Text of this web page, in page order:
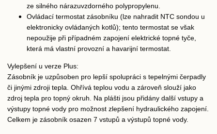
ze silného nárazuvzdorného polypropylenu.
Ovládací termostat zásobníku (lze nahradit NTC sondou u
elektronicky ovládaných kotlů); tento termostat se však
nepoužije při případném zapojení elektrické topné tyče,
která má vlastní provozní a havarijní termostat.
Vylepšení u verze Plus:
Zásobník je uzpůsoben pro lepší spolupráci s tepelnými čerpadly
či jinými zdroji tepla. Ohřívá teplou vodu a zároveň slouží jako
zdroj tepla pro topný okruh. Na plášti jsou přidány další vstupy a
výstupy topné vody pro možnost zlepšení hydraulického zapojení.
Celkem je zásobník osazen 7 vstupů a výstupů topné vody.